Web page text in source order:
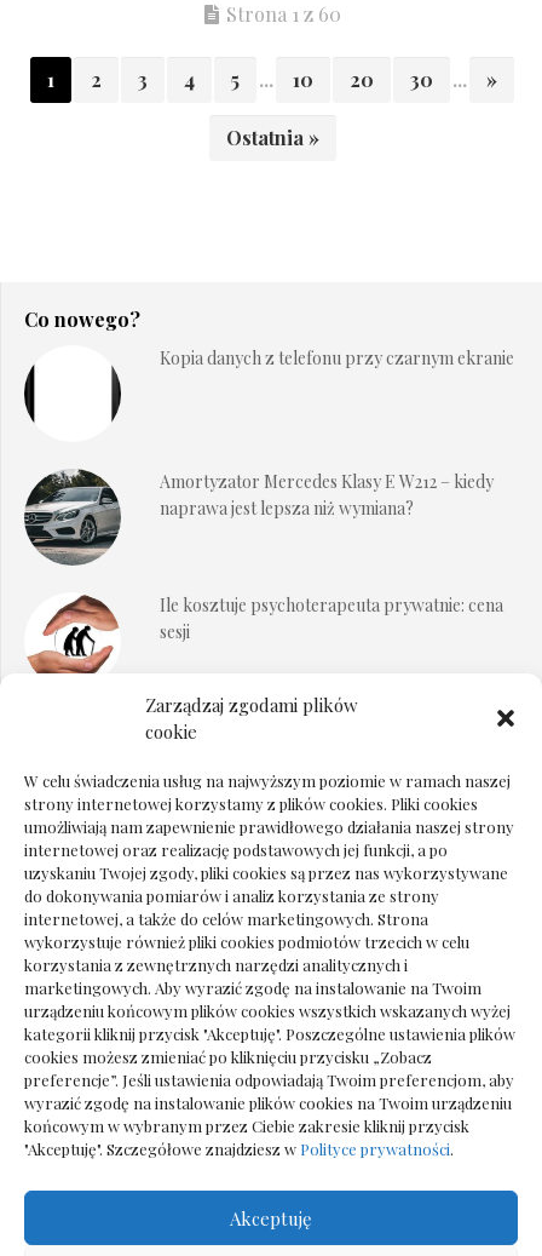
Zarządzaj zgodami plików
cookie
W celu świadczenia usług na najwyższym poziomie w ramach naszej
strony internetowej korzystamy z plików cookies. Pliki cookies
umożliwiają nam zapewnienie prawidłowego działania naszej strony
internetowej oraz realizację podstawowych jej funkcji, a po
uzyskaniu Twojej zgody, pliki cookies są przez nas wykorzystywane
do dokonywania pomiarów i analiz korzystania ze strony
internetowej, a także do celów marketingowych. Strona
wykorzystuje również pliki cookies podmiotów trzecich w celu
korzystania z zewnętrznych narzędzi analitycznych i
marketingowych. Aby wyrazić zgodę na instalowanie na Twoim
urządzeniu końcowym plików cookies wszystkich wskazanych wyżej
kategorii kliknij przycisk "Akceptuję". Poszczególne ustawienia plików
cookies możesz zmieniać po kliknięciu przycisku „Zobacz
preferencje”. Jeśli ustawienia odpowiadają Twoim preferencjom, aby
wyrazić zgodę na instalowanie plików cookies na Twoim urządzeniu
końcowym w wybranym przez Ciebie zakresie kliknij przycisk
"Akceptuję". Szczegółowe znajdziesz w Polityce prywatności.
Akceptuję
Strona 1 z 60
1 2 3 4 5 ... 10 20 30 ... »
Ostatnia »
Co nowego?
Kopia danych z telefonu przy czarnym ekranie
Amortyzator Mercedes Klasy E W212 – kiedy
naprawa jest lepsza niż wymiana?
Ile kosztuje psychoterapeuta prywatnie: cena
sesji
Dokumenty do odbioru przy zmianie biura
Deska podłogowa do salonu: jak wybrać bez
pośpiechu